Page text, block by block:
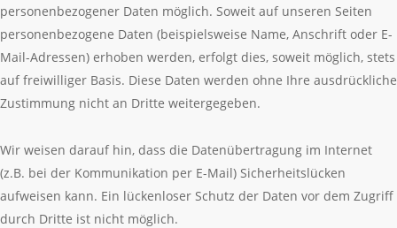
personenbezogener Daten möglich. Soweit auf unseren Seiten
personenbezogene Daten (beispielsweise Name, Anschrift oder E-
Mail-Adressen) erhoben werden, erfolgt dies, soweit möglich, stets
auf freiwilliger Basis. Diese Daten werden ohne Ihre ausdrückliche
Zustimmung nicht an Dritte weitergegeben.
Wir weisen darauf hin, dass die Datenübertragung im Internet
(z.B. bei der Kommunikation per E-Mail) Sicherheitslücken
aufweisen kann. Ein lückenloser Schutz der Daten vor dem Zugriff
durch Dritte ist nicht möglich.